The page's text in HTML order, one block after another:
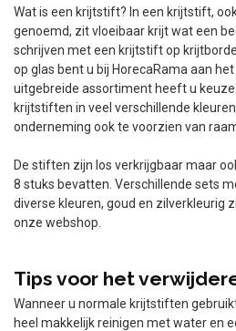
Wat is een krijtstift? In een krijtstift,
genoemd, zit vloeibaar krijt wat een
schrijven met een krijtstift op
op glas bent u bij HorecaRama aan
uitgebreide assortiment heeft u
krijtstiften in veel verschillende
onderneming ook te voorzien van
De stiften zijn los verkrijgbaar maar
8 stuks bevatten. Verschillende sets
diverse kleuren, goud en zilverkleurig
onze webshop.
Tips voor het
Wanneer u normale krijtstiften
heel makkelijk reinigen met water en